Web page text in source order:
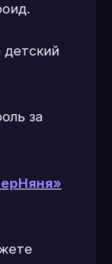
детский
за